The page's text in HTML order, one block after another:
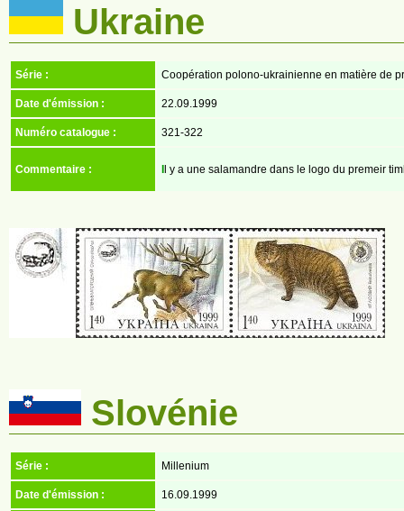
Ukraine
Série : Coopération polono-ukrainienne en matière de
Date d'émission : 22.09.1999
Numéro catalogue : 321-322
Commentaire : Il y a une salamandre dans le logo du premeir
Slovénie
Série : Millenium
Date d'émission : 16.09.1999